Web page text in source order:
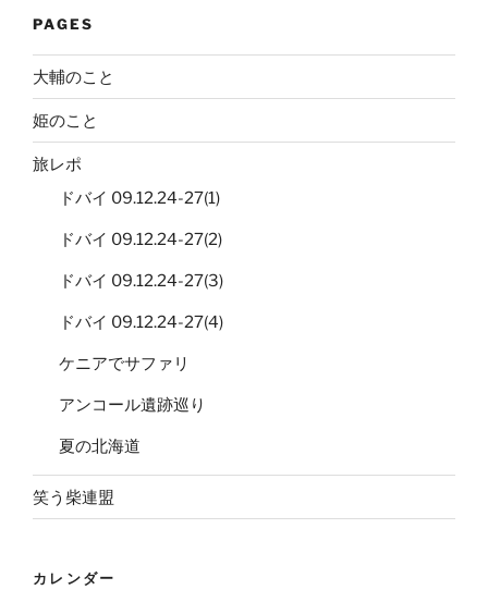
PAGES
大輔のこと
姫のこと
旅レポ
ドバイ 09.12.24-27(1)
ドバイ 09.12.24-27(2)
ドバイ 09.12.24-27(3)
ドバイ 09.12.24-27(4)
ケニアでサファリ
アンコール遺跡巡り
夏の北海道
笑う柴連盟
カレンダー